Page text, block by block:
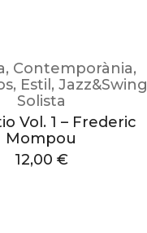
, Contemporània,
, Estil ,Jazz&Swing
Solista
Vol. 1 – Frederic
Mompou
12,00 €